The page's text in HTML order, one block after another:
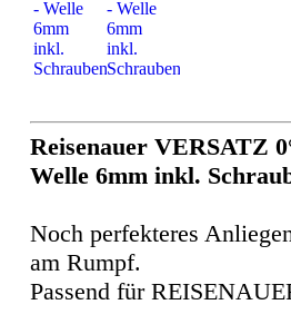
Reisenauer VERSATZ
Welle 6mm inkl.
Noch perfekteres
am Rumpf.
Passend für